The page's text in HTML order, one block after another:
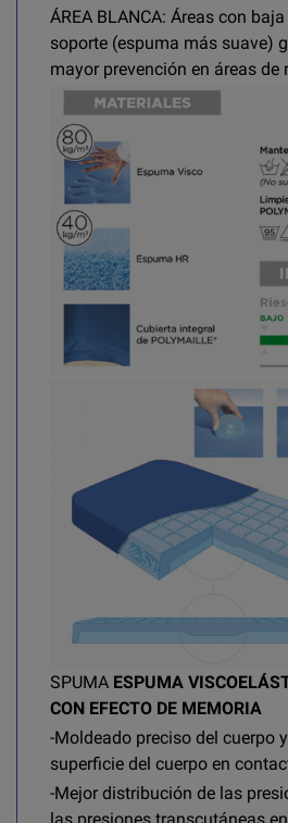
ÁREA BLANCA: Áreas con
soporte (espuma más suave)
mayor prevención en áreas de
SPUMA ESPUMA
CON EFECTO DE MEMORIA
-Moldeado preciso del cuerpo
superficie del cuerpo en
-Mejor distribución de las